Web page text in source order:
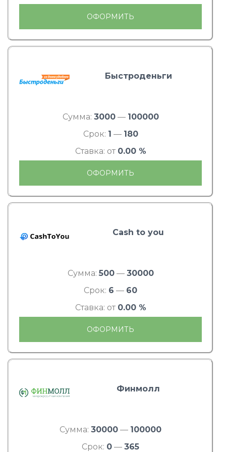
ОФОРМИТЬ
Быстроденьги
Сумма: 3000— 100000
Срок: 1 — 180
Ставка: от 0.00 %
ОФОРМИТЬ
Cash to you
Сумма: 500— 30000
Срок: 6 — 60
Ставка: от 0.00 %
ОФОРМИТЬ
Финмолл
Сумма: 30000 — 100000
Срок: 0 — 365